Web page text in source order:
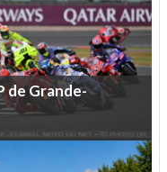
deGrande-